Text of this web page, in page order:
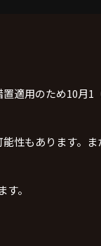
適用のため10月1
能性もあります。
。